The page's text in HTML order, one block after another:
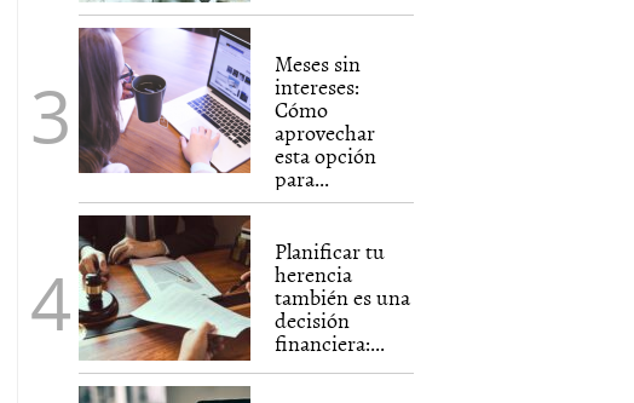
Meses sin
intereses:
Cómo
aprovechar
esta opción
para...
Planificar tu
herencia
también es una
decisión
financiera:...